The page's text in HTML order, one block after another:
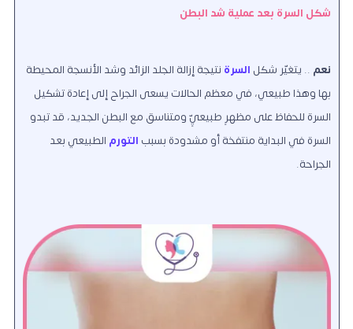
شكل السرة بعد عملية شد البطن
نعم .. يتغيّر شكل السرة نتيجة إزالة الجلد الزائد وشد الأنسجة المحيطة
بها وهذا طبيعي، في معظم الحالات يسعى الجراح إلى إعادة تشكيل
السرة للحفاظ على مظهرٍ طبيعيٍّ ومتناسق مع البطن الجديد، قد تبدو
السرة في البداية منتفخة أو مشدودة بسبب التورم الطبيعي بعد
الجراحة.